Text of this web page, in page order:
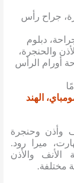
جراح رأس
دبلوم
والحنجرة،
أورام الرأس
الهند
وأذن وحنجرة
ميرا رود.
جراحة الأنف والأذن
مختلفة.